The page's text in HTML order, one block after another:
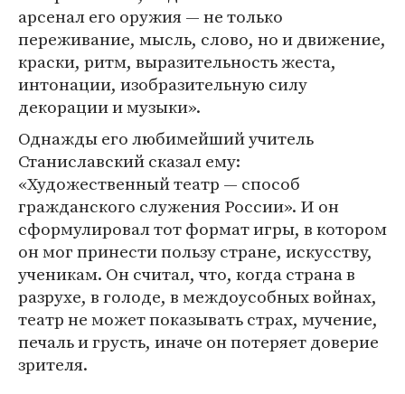
арсенал его оружия — не только
переживание, мысль, слово, но и движение,
краски, ритм, выразительность жеста,
интонации, изобразительную силу
декорации и музыки».
Однажды его любимейший учитель
Станиславский сказал ему:
«Художественный театр — способ
гражданского служения России». И он
сформулировал тот формат игры, в котором
он мог принести пользу стране, искусству,
ученикам. Он считал, что, когда страна в
разрухе, в голоде, в междоусобных войнах,
театр не может показывать страх, мучение,
печаль и грусть, иначе он потеряет доверие
зрителя.